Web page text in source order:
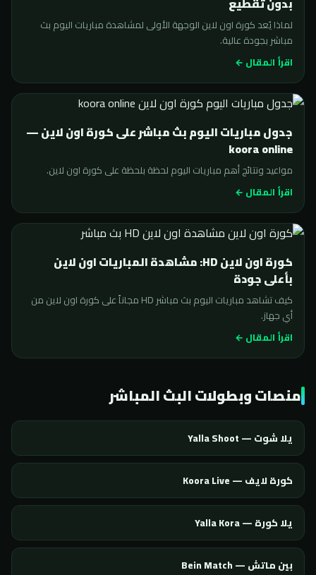
لماذا يُعد كورة اون لاين الوجهة الأولى لمشاهدة مباريات اليوم بث
مباشر بجودة عالية.
اقرأ المقال ←
جدول مباريات اليوم بث مباشر على كورة اون لاين —
koora online
مواعيد ونتائج أهم مباريات اليوم لحظة بلحظة على كورة اون لاين.
اقرأ المقال ←
كورة اون لاين HD: مشاهدة المباريات اون لاين
بأعلى جودة
كيف تشاهد مباريات اليوم بث مباشر HD مجاناً على كورة اون لاين من
أي جهاز.
اقرأ المقال ←
منصات وبطولات البث المباشر
يلا شوت — Yalla Shoot
كورة لايف — Koora Live
يلا كورة — Yalla Kora
بين ماتش — Bein Match